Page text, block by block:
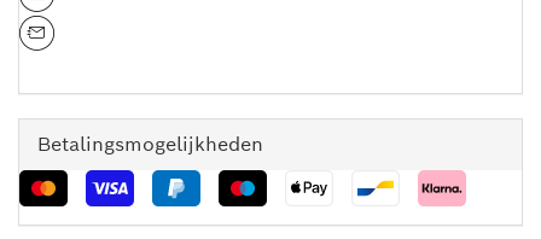
Betalingsmogelijkheden